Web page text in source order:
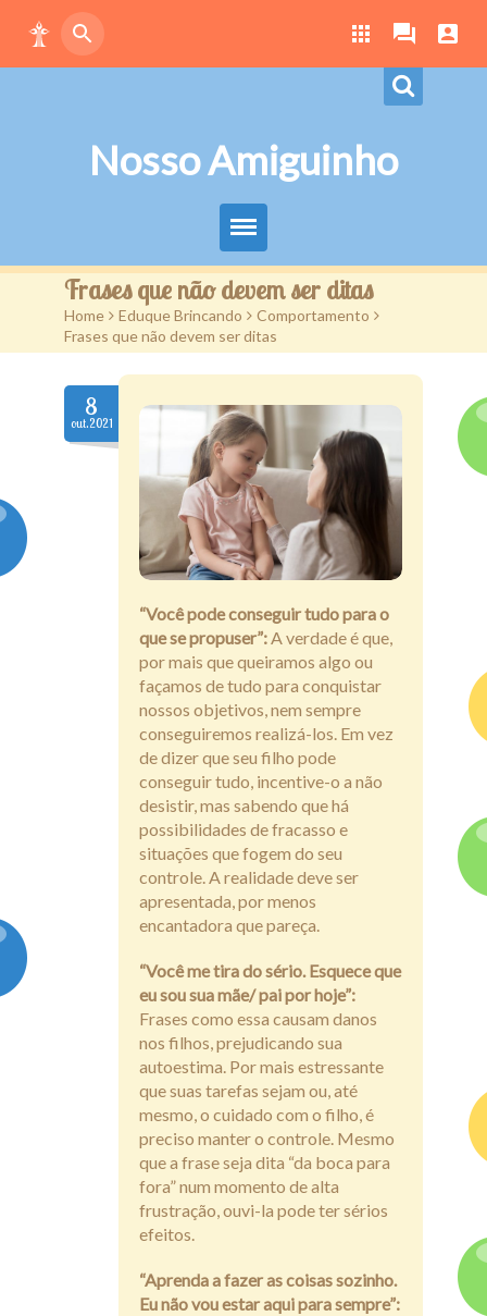
Nosso Amiguinho
Eduque Brincando
Letras
Play
Downloads
Atividades
Assine
Frases que não devem ser ditas
Home > Eduque Brincando > Comportamento >
Frases que não devem ser ditas
8
out.2021
“Você pode conseguir tudo para o
que se propuser”:A verdade é que,
por mais que queiramos algo ou
façamos de tudo para conquistar
nossos objetivos, nem sempre
conseguiremos realizá-los. Em vez
de dizer que seu filho pode
conseguir tudo, incentive-o a não
desistir, mas sabendo que há
possibilidades de fracasso e
situações que fogem do seu
controle. A realidade deve ser
apresentada, por menos
encantadora que pareça.
“Você me tira do sério. Esquece que
eu sou sua mãe/ pai por hoje”:
Frases como essa causam danos
nos filhos, prejudicando sua
autoestima. Por mais estressante
que suas tarefas sejam ou, até
mesmo, o cuidado com o filho, é
preciso manter o controle. Mesmo
que a frase seja dita “da boca para
fora” num momento de alta
frustração, ouvi-la pode ter sérios
efeitos.
“Aprenda a fazer as coisas sozinho.
Eu não vou estar aqui para sempre”: